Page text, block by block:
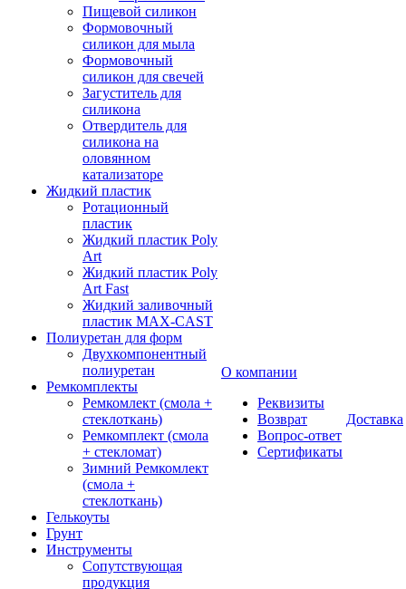
Пищевой силикон
Формовочный
силикон для мыла
Формовочный
силикон для свечей
Загуститель для
силикона
Отвердитель для
силикона на
оловянном
катализаторе
Жидкий пластик
Ротационный
пластик
Жидкий пластик Poly
Art
Жидкий пластик Poly
Art Fast
Жидкий заливочный
пластик MAX-CAST
Полиуретан для форм
Двухкомпонентный
полиуретан
Ремкомплекты
Ремкомлект (смола +
стеклоткань)
Ремкомплект (смола
+ стекломат)
Зимний Ремкомлект
(смола +
стеклоткань)
Гелькоуты
Грунт
Инструменты
Сопутствующая
продукция
О компании
Реквизиты
Возврат
Вопрос-ответ
Сертификаты
Доставка